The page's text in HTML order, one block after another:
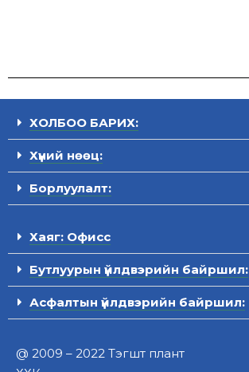
ХОЛБОО БАРИХ:
Хүний нөөц:
Борлуулалт:
Хаяг: Офисс
Бутлуурын үйлдвэрийн байршил:
Асфалтын үйлдвэрийн байршил:
@ 2009 – 2022 Тэгшт плант